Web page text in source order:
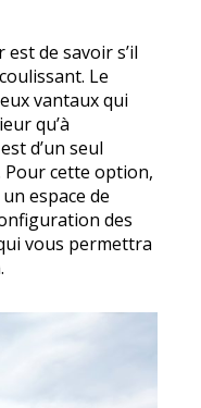
de savoir s’il
Le
vantaux qui
qu’à
d’un seul
Pour cette option,
espace de
des
vous permettra